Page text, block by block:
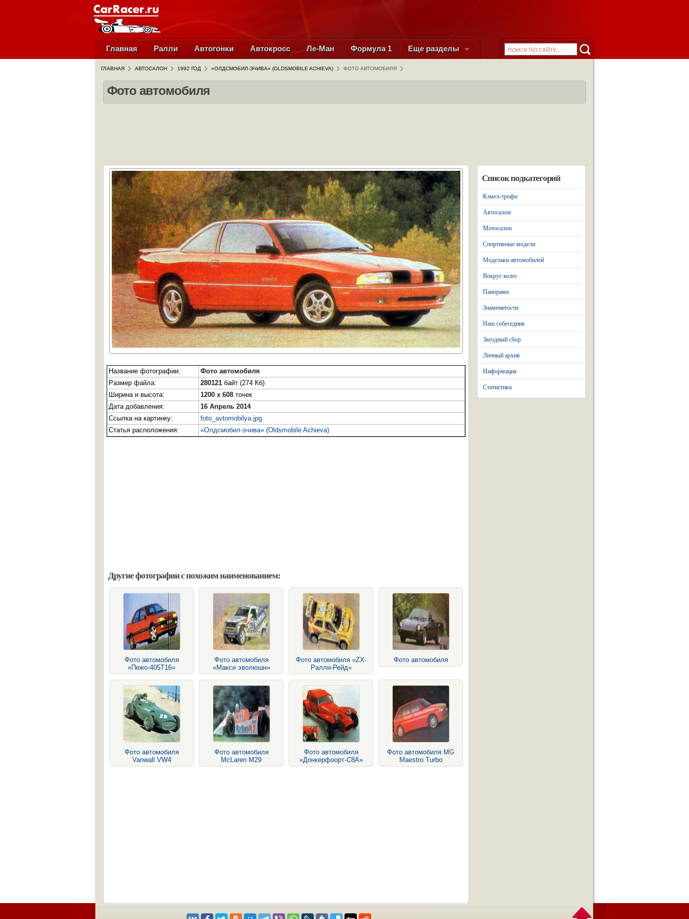
Главная Ралли Автогонки Автокросс Ле-Ман Формула 1 Еще разделы
ГЛАВНАЯ АВТОСАЛОН 1992 ГОД «ОЛДСМОБИЛ-ЭЧИВА» (OLDSMOBILE ACHIEVA) ФОТО АВТОМОБИЛЯ
Фото автомобиля
Название фотографии:
Фото автомобиля
Размер файла:
280121 байт (274 Кб)
Ширина и высота:
1200 x 608 точек
Дата добавления:
16 Апрель 2014
Ссылка на картинку:
foto_avtomobilya.jpg
Статья расположения:
«Олдсмобил-эчива» (Oldsmobile Achieva)
Другие фотографии с похожим наименованием:
Фото автомобиля
«Пежо-405Т16»
Фото автомобиля
«Макси эволюшн»
Фото автомобиля «ZX-
Ралли-Рейд»
Фото автомобиля
Фото автомобиля
Vanwall VW4
Фото автомобиля
McLaren М29
Фото автомобиля
«Донкерфоорт-С8А»
Фото автомобиля MG
Maestro Turbo
Список подкатегорий
Кэмел-трофи
Автосалон
Мотосалон
Спортивные модели
Модельки автомобилей
Вокруг колес
Панорама
Знаменитости
Наш собеседник
Звездный сбор
Личный архив
Информация
Статистика